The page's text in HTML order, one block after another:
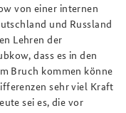
von einer internen
und Russland
Lehren der
dass es in den
Bruch kommen könne
sehr viel Kraft
sei es, die vor